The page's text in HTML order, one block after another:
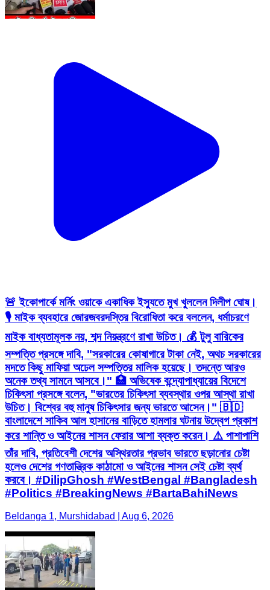
🚨 ইকোপার্কে মর্নিং ওয়াকে একাধিক ইস্যুতে মুখ খুললেন দিলীপ ঘোষ।
🎙️ মাইক ব্যবহারে জোরজবরদস্তির বিরোধিতা করে বললেন, ধর্মাচরণে
মাইক বাধ্যতামূলক নয়, শব্দ নিয়ন্ত্রণে রাখা উচিত। 💰 টুলু বারিকের
সম্পত্তি প্রসঙ্গে দাবি, "সরকারের কোষাগারে টাকা নেই, অথচ সরকারের
মদতে কিছু মাফিয়া অঢেল সম্পত্তির মালিক হয়েছে। তদন্তে আরও
অনেক তথ্য সামনে আসবে।" 🏥 অভিষেক বন্দ্যোপাধ্যায়ের বিদেশে
চিকিৎসা প্রসঙ্গে বলেন, "ভারতের চিকিৎসা ব্যবস্থার ওপর আস্থা রাখা
উচিত। বিশ্বের বহু মানুষ চিকিৎসার জন্য ভারতে আসেন।" 🇧🇩
বাংলাদেশে সাকিব আল হাসানের বাড়িতে হামলার ঘটনায় উদ্বেগ প্রকাশ
করে শান্তি ও আইনের শাসন ফেরার আশা ব্যক্ত করেন। ⚠️ পাশাপাশি
তাঁর দাবি, প্রতিবেশী দেশের অস্থিরতার প্রভাব ভারতে ছড়ানোর চেষ্টা
হলেও দেশের গণতান্ত্রিক কাঠামো ও আইনের শাসন সেই চেষ্টা ব্যর্থ
করবে। #DilipGhosh #WestBengal #Bangladesh
#Politics #BreakingNews #BartaBahiNews
Beldanga 1, Murshidabad | Aug 6, 2026